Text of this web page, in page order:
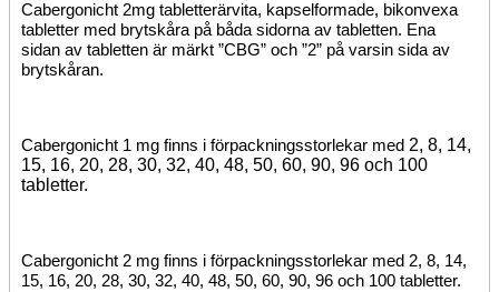
Cabergonicht 2mg tabletterärvita, kapselformade, bikonvexa
tabletter med brytskåra på båda sidorna av tabletten. Ena
sidan av tabletten är märkt ”CBG” och ”2” på varsin sida av
brytskåran.
Cabergonicht 1 mg finns i förpackningsstorlekar med 2, 8, 14,
15, 16, 20, 28, 30, 32, 40, 48, 50, 60, 90, 96 och 100
tabletter.
Cabergonicht 2 mg finns i förpackningsstorlekar med 2, 8, 14,
15, 16, 20, 28, 30, 32, 40, 48, 50, 60, 90, 96 och 100 tabletter.